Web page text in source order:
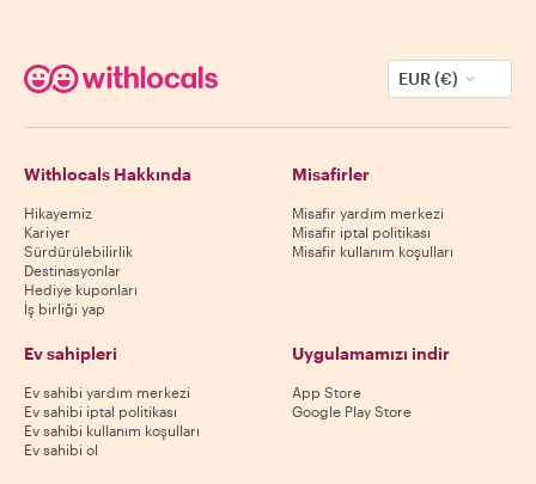
EUR (€)
Withlocals Hakkında
Hikayemiz
Kariyer
Sürdürülebilirlik
Destinasyonlar
Hediye kuponları
İş birliği yap
Misafirler
Misafir yardım merkezi
Misafir iptal politikası
Misafir kullanım koşulları
Ev sahipleri
Ev sahibi yardım merkezi
Ev sahibi iptal politikası
Ev sahibi kullanım koşulları
Ev sahibi ol
Uygulamamızı indir
App Store
Google Play Store